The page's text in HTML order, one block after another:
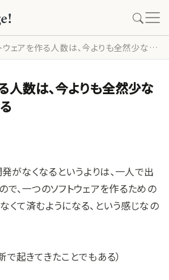
ェアを作る人数は、今よりも全然少なくて済むようになる
人数は、今よりも全然少な
がなくなるというよりは、一人で出
、一つのソフトウェアを作るための
くて済むようになる、という感じなの
起きてきたことでもある）